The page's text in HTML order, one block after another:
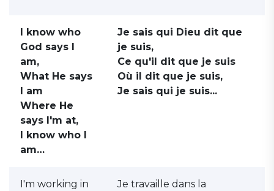
I know who
God says I
am,
What He says
I am
Where He
says I'm at,
I know who I
am…
Je sais qui Dieu dit que
je suis,
Ce qu'il dit que je suis
Où il dit que je suis,
Je sais qui je suis...
I'm working in
Je travaille dans la